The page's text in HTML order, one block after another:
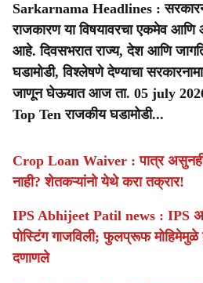
a
r
e
Sarkarnama Headlines :
राजकारण या विषयावरचा एकमेव आणि
आहे. दिवसभरात राज्य, देश आणि
घडामोडी, विश्लेषणे देण्याचा
जाणून घेऊयात आज ता. 05 july 2026
Top Ten राजकीय घडामोडी...
Crop Loan Waiver : पात्र असुनही
नाही? शेतकऱ्यांनो येथे करा तक्रार!
IPS Abhijeet Patil news : IPS
पोस्टिंग गाजविली; फुलप्रूफ
दणाणले